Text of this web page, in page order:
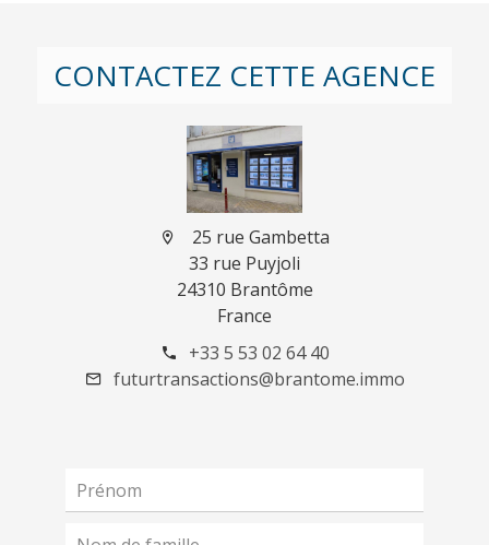
CONTACTEZ CETTE AGENCE
25 rue Gambetta
33 rue Puyjoli
24310 Brantôme
France
+33 5 53 02 64 40
futurtransactions@brantome.immo